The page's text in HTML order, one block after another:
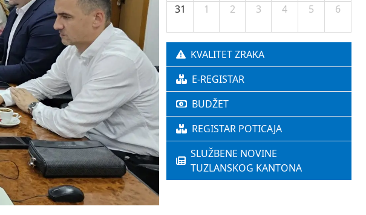
31 1 2 3 4 5 6
KVALITET ZRAKA
E-REGISTAR
BUDŽET
REGISTAR POTICAJA
SLUŽBENE NOVINE
TUZLANSKOG KANTONA